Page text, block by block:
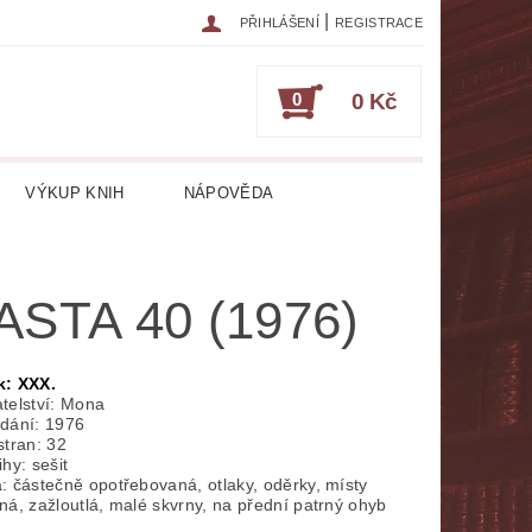
PŘIHLÁŠENÍ REGISTRACE
0 0 Kč
VÝKUP KNIH NÁPOVĚDA
ESOTERIKA, OKULTISMUS
CIZOJAZYČNÁ
LITERATURA LÉKAŘSKÁ
40 (1976)
XXX.
Mona
1976
32
sešit
částečně opotřebovaná, otlaky, oděrky, místy
zažloutlá, malé skvrny, na přední patrný ohyb